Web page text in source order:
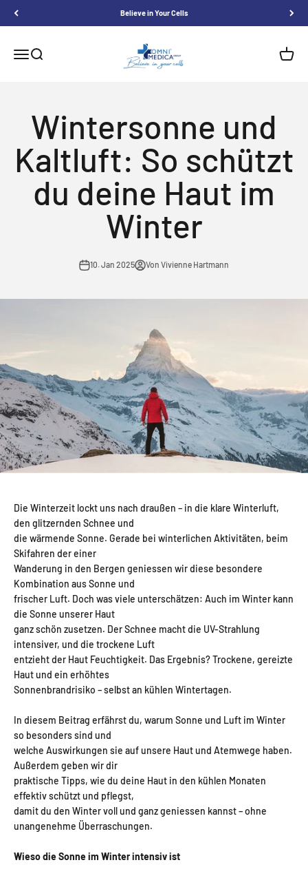
Believe in Your Cells
MenüSuche
Omnimedica
Wintersonne und
Kaltluft: So schützt
du deine Haut im
Winter
10. Jan 2025 Von Vivienne Hartmann
Die Winterzeit lockt uns nach draußen – in die klare Winterluft,
den glitzernden Schnee und
die wärmende Sonne. Gerade bei winterlichen Aktivitäten, beim
Skifahren der einer
Wanderung in den Bergen geniessen wir diese besondere
Kombination aus Sonne und
frischer Luft. Doch was viele unterschätzen: Auch im Winter kann
die Sonne unserer Haut
ganz schön zusetzen. Der Schnee macht die UV-Strahlung
intensiver, und die trockene Luft
entzieht der Haut Feuchtigkeit. Das Ergebnis? Trockene, gereizte
Haut und ein erhöhtes
Sonnenbrandrisiko – selbst an kühlen Wintertagen.
In diesem Beitrag erfährst du, warum Sonne und Luft im Winter
so besonders sind und
welche Auswirkungen sie auf unsere Haut und Atemwege haben.
Außerdem geben wir dir
praktische Tipps, wie du deine Haut in den kühlen Monaten
effektiv schützt und pflegst,
damit du den Winter voll und ganz geniessen kannst – ohne
unangenehme Überraschungen.
Wieso die Sonne im Winter intensiv ist